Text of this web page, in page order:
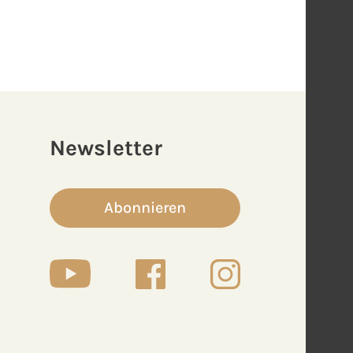
Newsletter
Abonnieren